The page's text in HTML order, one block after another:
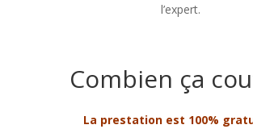
l’expert.
Combien ça
La prestation est 100%